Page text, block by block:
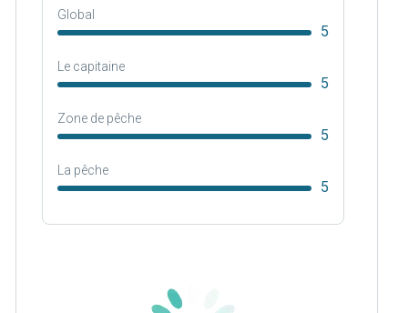
Global
5
Le capitaine
5
Zone de pêche
5
La pêche
5